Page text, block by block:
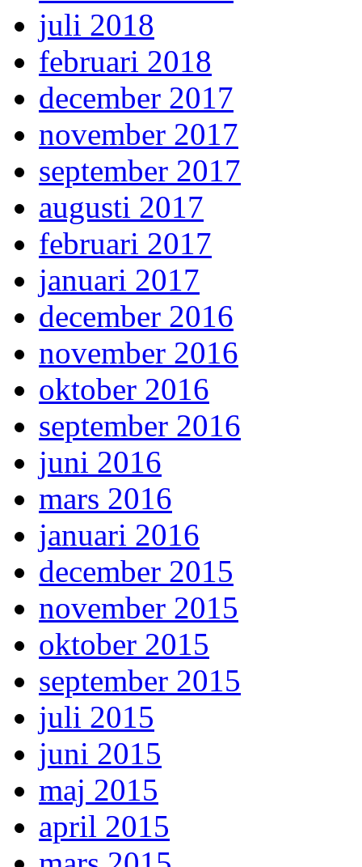
juli 2018
februari 2018
december 2017
november 2017
september 2017
augusti 2017
februari 2017
januari 2017
december 2016
november 2016
oktober 2016
september 2016
juni 2016
mars 2016
januari 2016
december 2015
november 2015
oktober 2015
september 2015
juli 2015
juni 2015
maj 2015
april 2015